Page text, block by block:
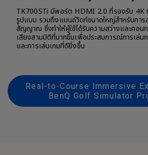
TK700STi มีพอร์ต HDMI 2.0 ที่รองรับ 4K
รูปแบบ รวมถึงแบนด์วิดท์ขนาดใหญ่สำหรับกา
สัญญาณ ซึ่งทำให้ผู้ใช้ได้รับความสว่างและคอน
เสียงสามมิติที่มากขึ้นเพื่อประสบการณ์การเล่น
และการเล่นเกมที่ดียิ่งขึ้น
Real-to-Course Immersive
BenQ Golf Simulator